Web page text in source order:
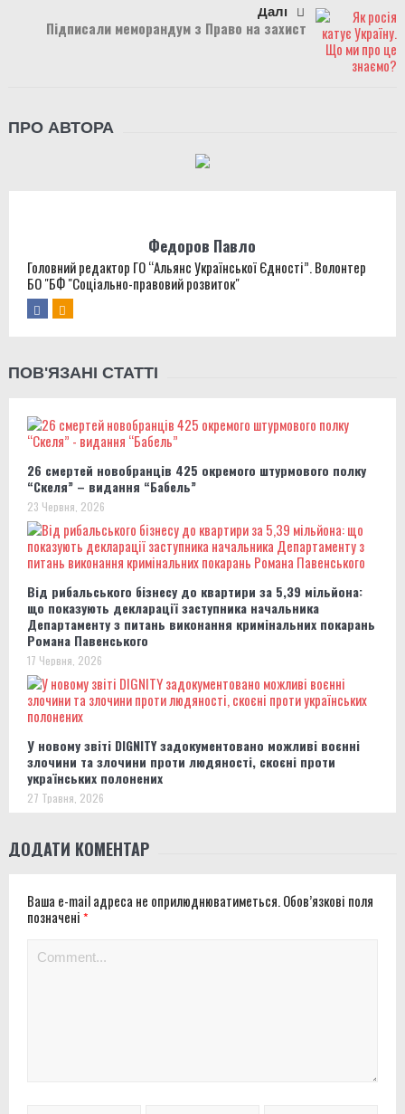
Далі
Підписали меморандум з Право на захист
ПРО АВТОРА
Федоров Павло
Головний редактор ГО “Альянс Української Єдності”. Волонтер
БО "БФ "Соціально-правовий розвиток"
ПОВ'ЯЗАНІ СТАТТІ
26 смертей новобранців 425 окремого штурмового полку
“Скеля” – видання “Бабель”
23 Червня, 2026
Від рибальського бізнесу до квартири за 5,39 мільйона:
що показують декларації заступника начальника
Департаменту з питань виконання кримінальних покарань
Романа Павенського
17 Червня, 2026
У новому звіті DIGNITY задокументовано можливі воєнні
злочини та злочини проти людяності, скоєні проти
українських полонених
27 Травня, 2026
ДОДАТИ КОМЕНТАР
Ваша e-mail адреса не оприлюднюватиметься.Обов’язкові поля
позначені*